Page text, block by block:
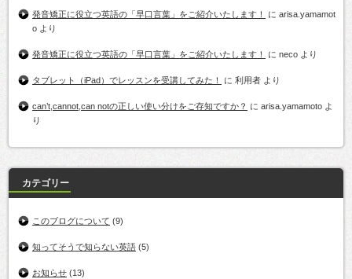
発音矯正に役立つ英語の「早口言葉」をご紹介いたします！ に arisa.yamamot
o より
発音矯正に役立つ英語の「早口言葉」をご紹介いたします！ に neco より
タブレット（iPad）でレッスンを受講してみた！ に 利用者 より
can’t,cannot,can notの正しい使い分けをご存知ですか？ に arisa.yamamoto よ
り
カテゴリー
このブログについて (9)
知ってそうで知らない英語 (5)
お知らせ (13)